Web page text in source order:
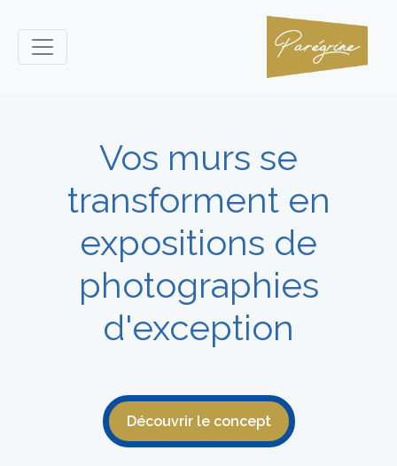
Vos murs se
transforment en
expositions de
photographies
d'exception
Découvrir le concept